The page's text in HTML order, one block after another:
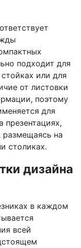
подходит для
или для
от листовки
поэтому
для
презентациях,
размещаясь на
столиках.
дизайна
в каждом
всей